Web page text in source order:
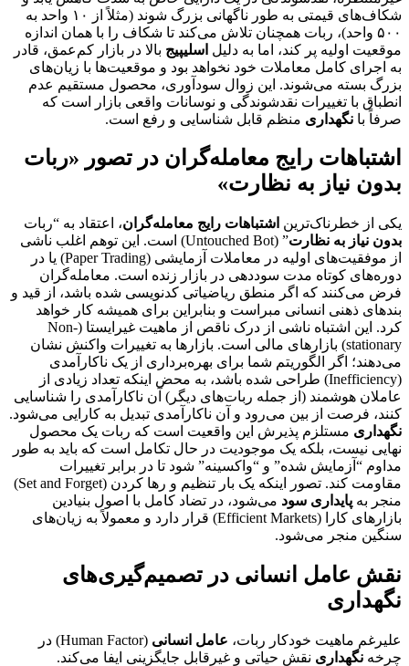
شکاف‌های قیمتی به طور ناگهانی بزرگ شوند (مثلاً از ۱۰ واحد به
۵۰۰ واحد)، ربات همچنان تلاش می‌کند تا شکاف را با همان اندازه
موقعیت اولیه پر کند، اما به دلیل اسلیپیج بالا در بازار کم‌عمق، قادر
به اجرای کامل معاملات خود نخواهد بود و موقعیت‌ها با زیان‌های
بزرگ بسته می‌شوند. این زوال سودآوری، محصول مستقیم عدم
انطباق با تغییرات نقدشوندگی و نوسانات واقعی بازار است که
صرفاً با نگهداری منظم قابل شناسایی و رفع است.
اشتباهات رایج معامله‌گران در تصور «ربات
بدون نیاز به نظارت»
یکی از خطرناک‌ترین اشتباهات رایج معامله‌گران، اعتقاد به “ربات
بدون نیاز به نظارت
” (Untouched Bot) است. این توهم اغلب ناشی
از موفقیت‌های اولیه در معاملات آزمایشی (Paper Trading) یا در
دوره‌های کوتاه مدت سوددهی در بازار زنده است. معامله‌گران
فرض می‌کنند که اگر منطق ریاضیاتی کدنویسی شده باشد، از قید و
بندهای ذهنی انسانی مبراست و بنابراین برای همیشه کار خواهد
کرد. این اشتباه ناشی از درک ناقص از ماهیت غیرایستا (Non-
stationary) بازارهای مالی است. بازارها به تغییرات واکنش نشان
می‌دهند؛ اگر الگوریتم شما برای بهره‌برداری از یک ناکارآمدی
(Inefficiency) طراحی شده باشد، به محض اینکه تعداد زیادی از
عاملان هوشمند (از جمله ربات‌های دیگر) آن ناکارآمدی را شناسایی
کنند، فرصت از بین می‌رود و آن ناکارآمدی تبدیل به کارایی می‌شود.
نگهداری مستلزم پذیرش این واقعیت است که ربات یک محصول
نهایی نیست، بلکه یک موجودیت در حال تکامل است که باید به طور
مداوم “آزمایش شده” و “واکسینه” شود تا در برابر تغییرات
مقاومت کند. تصور اینکه یک بار تنظیم و رها کردن (Set and Forget)
منجر به پایداری سود می‌شود، در تضاد کامل با اصول بنیادین
بازارهای کارا (Efficient Markets) قرار دارد و معمولاً به زیان‌های
سنگین منجر می‌شود.
نقش عامل انسانی در تصمیم‌گیری‌های
نگهداری
علیرغم ماهیت خودکار ربات، عامل انسانی
(Human Factor) در
چرخه نگهداری نقش حیاتی و غیرقابل جایگزینی ایفا می‌کند.